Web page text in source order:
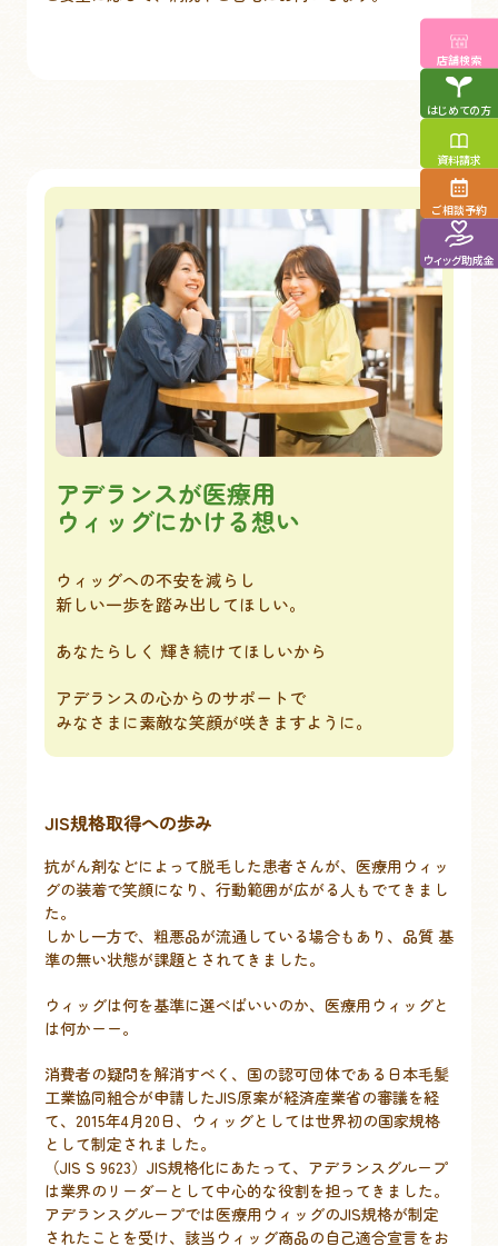
店舗検索
はじめての方
資料請求
ご相談予約
ウィッグ助成金
アデランスが医療用
ウィッグにかける想い
ウィッグへの不安を減らし
新しい一歩を踏み出してほしい。
あなたらしく 輝き続けてほしいから
アデランスの心からのサポートで
みなさまに素敵な笑顔が咲きますように。
JIS規格取得への歩み
抗がん剤などによって脱毛した患者さんが、医療用ウィッ
グの装着で笑顔になり、行動範囲が広がる人もでてきまし
た。
しかし一方で、粗悪品が流通している場合もあり、品質 基
準の無い状態が課題とされてきました。​
ウィッグは何を基準に選べばいいのか、医療用ウィッグと
は何かーー。​
​ 消費者の疑問を解消すべく、国の認可団体である日本毛髪
工業協同組合が申請したJIS原案が経済産業省の審議を経
て、2015年4月20日、ウィッグとしては世界初の国家規格
として制定されました。
（JIS S 9623）JIS規格化にあたって、アデランスグループ
は業界のリーダーとして中心的な役割を担ってきました。
アデランスグループでは医療用ウィッグのJIS規格が制定
されたことを受け、該当ウィッグ商品の自己適合宣言をお